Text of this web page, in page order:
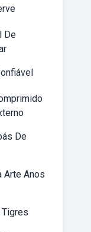
De
De
Arte Anos
Tigres